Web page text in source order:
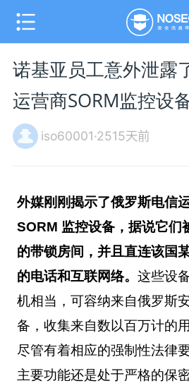
诺基亚员工意外泄露
运营商SORM监控设
iso60001·2515天前
外媒刚刚揭示了俄罗斯电信
SORM 监控设备，据说它们
的带锁房间，并且直连该国
的电话和互联网络。这些设
机相当，可容纳来自俄罗斯
备，收集来自数以百万计的
尽管有着相应的强制性法律
主要功能还是处于严格的保密